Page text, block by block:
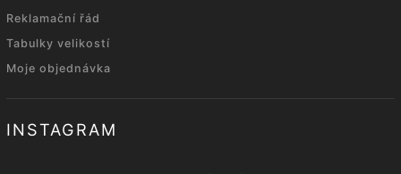
Reklamační řád
Tabulky velikostí
Moje objednávka
INSTAGRAM